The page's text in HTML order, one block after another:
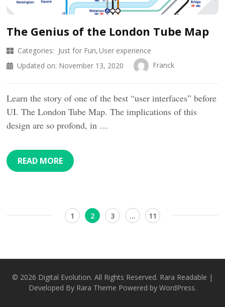
The Genius of the London Tube Map
Categories: Just for Fun User experience
Updated on: November 13, 2020 Franck
Learn the story of one of the best “user interfaces” before
UI. The London Tube Map. The implications of this
design are so profond, in …
READ MORE
Posts
Page
1 Page
2 Page
3 … Page
11
© 2026 Digital Evolution. All Rights Reserved. Rara Readable |
Developed By Rara Theme Powered by WordPress.